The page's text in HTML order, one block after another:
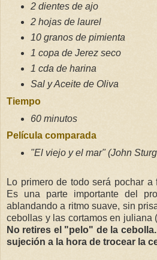
2 dientes de ajo
2 hojas de laurel
10 granos de pimienta
1 copa de Jerez seco
1 cda de harina
Sal y Aceite de Oliva
Tiempo
60 minutos
Película comparada
"El viejo y el mar" (John
Lo primero de todo será pochar
Es una parte importante del
ablandando a ritmo suave, sin
cebollas y las cortamos en juliana
No retires el "pelo" de la
sujeción a la hora de trocear la